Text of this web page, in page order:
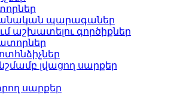
պարագաներ
աշխատելու գործիքներ
լվացող սարքեր
սարքեր